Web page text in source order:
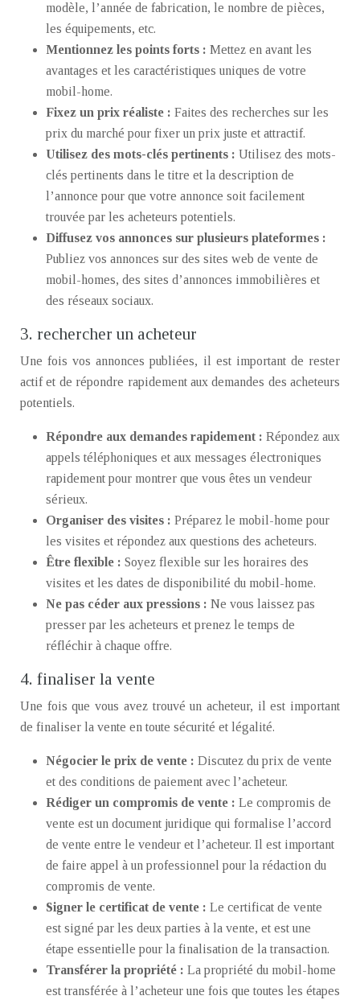
modèle, l’année de fabrication, le nombre de pièces,
les équipements, etc.
Mentionnez les points forts : Mettez en avant les
avantages et les caractéristiques uniques de votre
mobil-home.
Fixez un prix réaliste : Faites des recherches sur les
prix du marché pour fixer un prix juste et attractif.
Utilisez des mots-clés pertinents : Utilisez des mots-
clés pertinents dans le titre et la description de
l’annonce pour que votre annonce soit facilement
trouvée par les acheteurs potentiels.
Diffusez vos annonces sur plusieurs plateformes :
Publiez vos annonces sur des sites web de vente de
mobil-homes, des sites d’annonces immobilières et
des réseaux sociaux.
3. rechercher un acheteur
Une fois vos annonces publiées, il est important de rester
actif et de répondre rapidement aux demandes des acheteurs
potentiels.
Répondre aux demandes rapidement : Répondez aux
appels téléphoniques et aux messages électroniques
rapidement pour montrer que vous êtes un vendeur
sérieux.
Organiser des visites : Préparez le mobil-home pour
les visites et répondez aux questions des acheteurs.
Être flexible : Soyez flexible sur les horaires des
visites et les dates de disponibilité du mobil-home.
Ne pas céder aux pressions : Ne vous laissez pas
presser par les acheteurs et prenez le temps de
réfléchir à chaque offre.
4. finaliser la vente
Une fois que vous avez trouvé un acheteur, il est important
de finaliser la vente en toute sécurité et légalité.
Négocier le prix de vente : Discutez du prix de vente
et des conditions de paiement avec l’acheteur.
Rédiger un compromis de vente : Le compromis de
vente est un document juridique qui formalise l’accord
de vente entre le vendeur et l’acheteur. Il est important
de faire appel à un professionnel pour la rédaction du
compromis de vente.
Signer le certificat de vente : Le certificat de vente
est signé par les deux parties à la vente, et est une
étape essentielle pour la finalisation de la transaction.
Transférer la propriété : La propriété du mobil-home
est transférée à l’acheteur une fois que toutes les étapes